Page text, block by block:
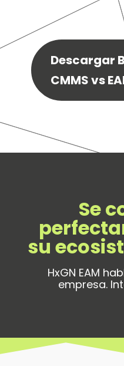
Descargar
CMMS vs
Se
su
HxGN EAM
empresa.